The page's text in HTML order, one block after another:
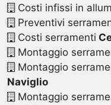
Costi infissi in
Preventivi
Costi serramenti
Montaggio
Montaggio
Naviglio
Montaggio